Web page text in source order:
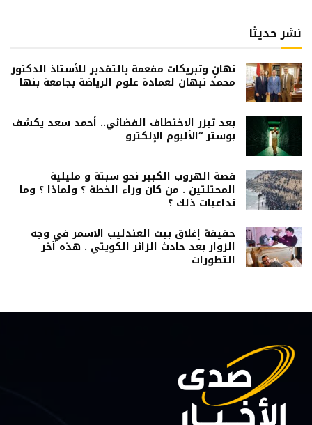
نشر حديثا
تهانٍ وتبريكات مفعمة بالتقدير للأستاذ الدكتور
محمد نبهان لعمادة علوم الرياضة بجامعة بنها
بعد تيزر الاختطاف الفضائي.. أحمد سعد يكشف
بوستر “الألبوم الإلكترو
قصة الهروب الكبير نحو سبتة و مليلية
المحتلتين . من كان وراء الخطة ؟ ولماذا ؟ وما
تداعيات ذلك ؟
حقيقة إغلاق بيت العندليب الاسمر في وجه
الزوار بعد حادث الزائر الكويتي . هذه آخر
التطورات